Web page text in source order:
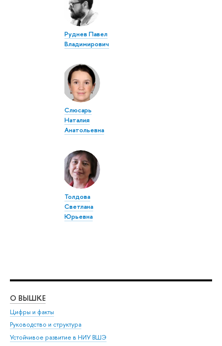
Руднев Павел
Владимирович
Слюсарь
Наталия
Анатольевна
Толдова
Светлана
Юрьевна
О ВЫШКЕ
Цифры и факты
Руководство и структура
Устойчивое развитие в НИУ ВШЭ